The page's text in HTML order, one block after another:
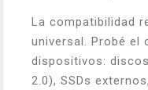
La compatibilidad
universal. Probé el
dispositivos:
2.0), SSDs